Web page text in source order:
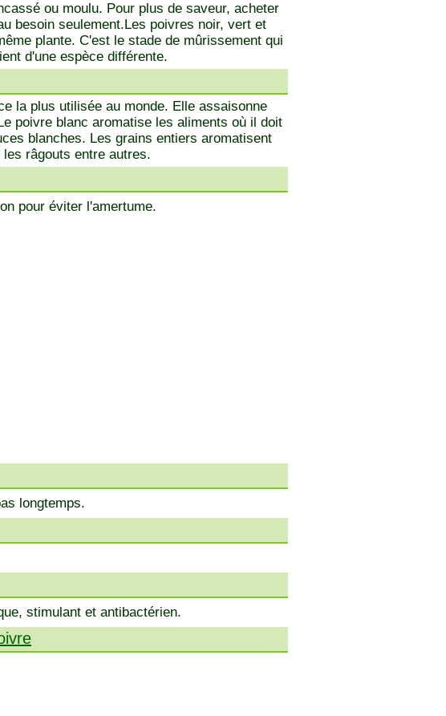
ou moulu. Pour plus de saveur, acheter
besoin seulement.Les poivres noir, vert et
plante. C'est le stade de mûrissement qui
d'une espèce différente.
la plus utilisée au monde. Elle assaisonne
poivre blanc aromatise les aliments où il doit
blanches. Les grains entiers aromatisent
râgouts entre autres.
pour éviter l'amertume.
longtemps.
stimulant et antibactérien.